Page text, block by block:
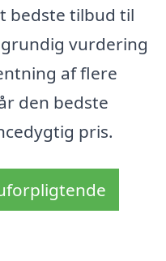
bedste tilbud til
vurdering
af flere
den bedste
pris.